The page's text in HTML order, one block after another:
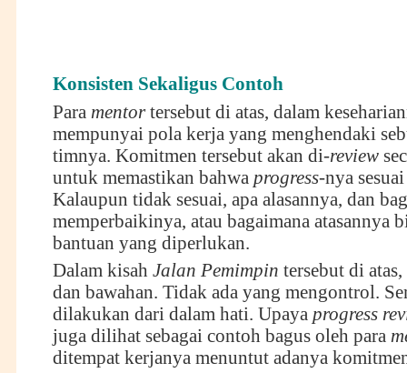
Konsisten Sekaligus Contoh
Para mentortersebut di atas, dalam
mempunyai pola kerja yang menghendaki
timnya. Komitmen tersebut akan di-review
untuk memastikan bahwa progress-nya
Kalaupun tidak sesuai, apa alasannya, dan
memperbaikinya, atau bagaimana atasannya
bantuan yang diperlukan.
Dalam kisah Jalan Pemimpin tersebut di
dan bawahan. Tidak ada yang mengontrol.
dilakukan dari dalam hati. Upaya progress
juga dilihat sebagai contoh bagus oleh para
ditempat kerjanya menuntut adanya